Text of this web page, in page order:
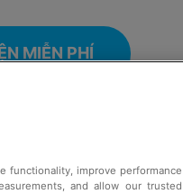
MIỄN PHÍ
functionality, improve performance
and allow our trusted